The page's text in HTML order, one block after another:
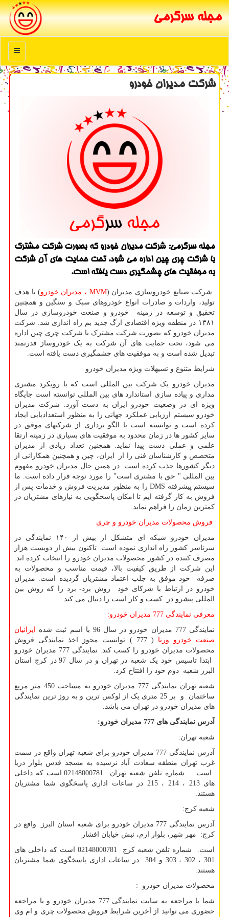
مجله سرگرمی
منو
شركت مدیران خودرو
مجله سرگرمی: شركت مدیران خودرو كه بصورت شركت مشترك
با شركت چری چین اداره می شود، تحت حمایت های آن شركت
به موفقیت های چشمگیری دست یافته است.
شرکت صنایع خودروسازی مدیران (MVM ، مدیران خودرو
) با هدف
تولید، واردات و صادرات انواع خودروهای سبک و سنگین و همچنین
تحقیق و توسعه در زمینه خودرو و صنعت خودروسازی در سال
۱۳۸۱ در منطقه ویژه اقتصادی ارگ جدید بم راه اندازی شد. شرکت
مدیران خودرو که بصورت شرکت مشترک با شرکت چری چین اداره
می شود، تحت حمایت های آن شرکت به یک خودروساز قدرتمند
تبدیل شده است و به موفقیت های چشمگیری دست یافته است.
شرایط متنوع و تسیهلات ویژه مدیران خودرو
مدیران خودرو یک شرکت بین المللی است که با رویکرد مشتری
مداری و پیاده سازی استاندارد های بین المللی توانسته است جایگاه
ویژه ای در وضعیت خودرو ایران به دست آورد. شرکت مدیران
خودرو سیستم ارزیابی عملکرد جهانی را به منظور استعدادیابی ایجاد
کرده است و توانسته است با الگو برداری از شرکتهای موفق در
سایر کشور ها در زمان محدود به موفقیت های بسیاری در زمینه ارتقا
علمی و عملی دست پیدا نماید. همچنین تعداد زیادی از مدیران
متخصص و کارشناسان فنی را از ایران، چین و همچنین همکارانی از
دیگر کشورها جذب کرده است. در همین حال مدیران خودرو مفهوم
بین المللی " حق با مشتری است" را مورد توجه قرار داده است. ما
سیستم پیشرفته DMS را به منظور مدیریت فروش و خدمات پس از
فروش به کار گرفته ایم تا امکان پاسخگویی به نیازهای مشتریان در
کمترین زمان را فراهم نماید.
فروش محصولات مدیران خودرو و چری
مدیران خودرو شبکه ای متشکل از بیش از ۱۴۰ نمایندگی در
سرتاسر کشور راه اندازی نموده است. تاکنون بیش از دویست هزار
مصرف کننده در کشور محصولات مدیران خودرو را انتخاب کرده اند.
این شرکت از طریق کیفیت بالا، قیمت مناسب و محصولات به
صرفه خود موفق به جلب اعتماد مشتریان گردیده است. مدیران
خودرو در ارتباط با شرکای خود روش برد- برد را که روش بین
المللی پیشرو در کسب و کار است را دنبال می کند.
معرفی نمایندگی 777 مدیران خودرو:
نمایندگی 777 مدیران خودرو در سال 96 با اسم ثبت شده
ایرانیان
صنعت خودرو ورنا ( 777 ) توانست مجوز اخذ نمایندگی فروش
محصولات مدیران خودرو را کسب کند. نمایندگی 777 مدیران خودرو
ابتدا تاسیس خود یک شعبه در تهران و در سال 97 در کرج استان
البرز شعبه دوم خود را افتتاح کرد.
شعبه تهران نمایندگی 777 مدیران خودرو به مساحت 450 متر مربع
ساختمان و بر 25 متری یک از لوکس ترین و به روز ترین نمایندگی
های مدیران خودرو در تهران می باشد.
آدرس نمایندگی های 777 مدیران خودرو
:
شعبه تهران:
آدرس نمایندگی 777 مدیران خودرو برای شعبه تهران واقع در سمت
غرب تهران منطقه سعادت آباد نرسیده به مسجد قدس بلوار دریا
است . شماره تلفن شعبه تهران 02148000781 است که داخلی
های 213 ، 214 ، 215 در ساعات اداری پاسخگوی شما مشتریان
هستند.
شعبه کرج:
آدرس نمایندگی 777 مدیران خودرو برای شعبه استان البرز واقع در
کرج: مهر شهر، بلوار ارم، نبش خیابان افشار
است. شماره تلفن شعبه کرج 02148000781 است که داخلی های
301 ، 302 ، 303 و 304 در ساعات اداری پاسخگوی شما مشتریان
هستند.
محصولات مدیران خودرو :
شما با مراجعه به سایت نمایندگی 777 مدیران خودرو و یا مراجعه
حضوری می توانید از آخرین شرایط فروش محصولات چری و ام وی